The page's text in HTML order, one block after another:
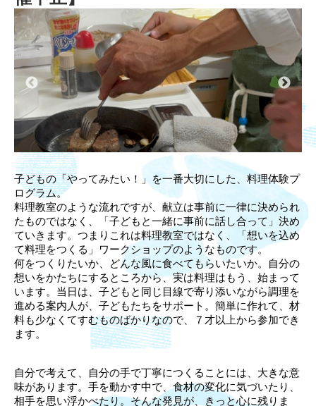
子どもの「やってみたい！」を一番大切にした、料理体験プ
ログラム。
料理教室のような流れですが、献立は事前に一律に決められ
たものではなく、「子どもと一緒に事前に話し合って」決め
ていきます。つまりこれは料理教室ではなく、「想いを込め
て料理をつくる」ワークショップのようなものです。
何をつくりたいか、どんな風に食べてもらいたいか。自分の
想いをかたちにするところから、実は料理はもう、始まって
います。当日は、子どもと同じ目線で寄り添いながら調理を
進める案内人が、子どもたちをサポート。簡単に作れて、材
料も少なくてすむものばかりなので、７才以上から参加でき
ます。
自分で考えて、自分の手で丁寧につくることには、大きな意
味があります。手を動かす中で、食材の変化に気づいたり、
相手を思い浮かべたり。そんな発見が、きっと心に残りま